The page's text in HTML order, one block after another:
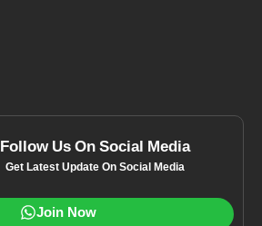
Follow Us On Social Media
Get Latest Update On Social Media
Join Now